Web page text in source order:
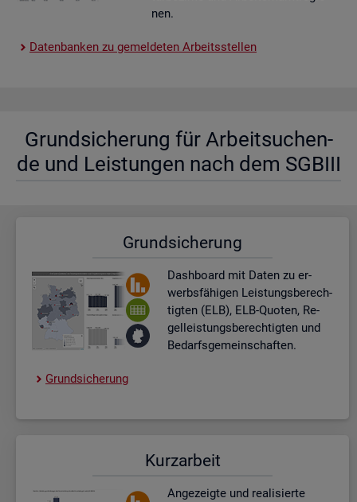
nen.
Da­ten­ban­ken zu ge­mel­de­ten Ar­beits­stel­len
Grund­si­che­rung für Ar­beit­su­chen­
de und Leis­tun­gen nach dem SGBIII
Grund­si­che­rung
Dash­board mit Daten zu er­
werbs­fä­hi­gen Leis­tungs­be­rech­
tig­ten (ELB), ELB-Quo­ten, Re­
gel­leis­tungs­be­rech­tig­ten und
Be­darfs­ge­mein­schaf­ten.
Grund­si­che­rung
Kurz­ar­beit
An­ge­zeig­te und rea­li­sier­te